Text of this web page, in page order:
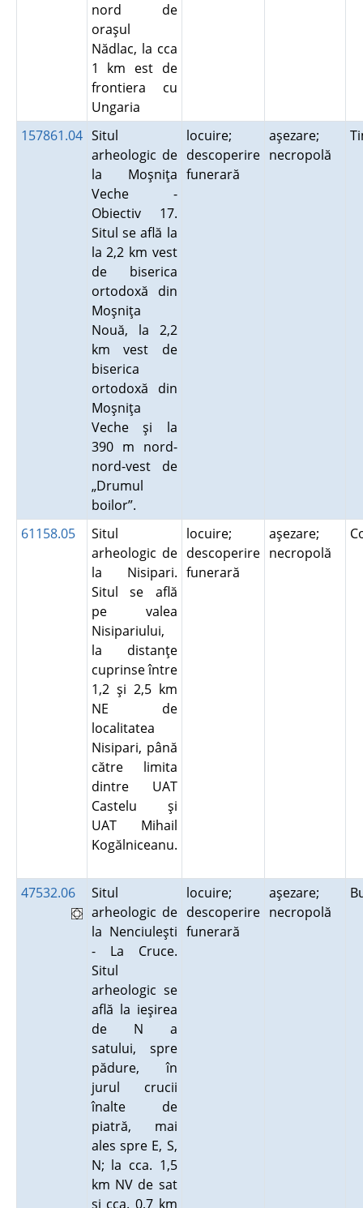
nord de
oraşul
Nădlac, la cca
1 km est de
frontiera cu
Ungaria
157861.04 Situl
arheologic de
la Moşniţa
Veche -
Obiectiv 17.
Situl se află la
la 2,2 km vest
de biserica
ortodoxă din
Moşniţa
Nouă, la 2,2
km vest de
biserica
ortodoxă din
Moşniţa
Veche şi la
390 m nord-
nord-vest de
„Drumul
boilor”.
locuire;
descoperire
funerară
aşezare;
necropolă
61158.05
Situl
arheologic de
la Nisipari.
Situl se află
pe valea
Nisipariului,
la distanţe
cuprinse între
1,2 şi 2,5 km
NE de
localitatea
Nisipari, până
către limita
dintre UAT
Castelu şi
UAT Mihail
Kogălniceanu.
locuire;
descoperire
funerară
aşezare;
necropolă
47532.06
Situl
arheologic de
la Nenciuleşti
- La Cruce.
Situl
arheologic se
află la ieşirea
de N a
satului, spre
pădure, în
jurul crucii
înalte de
piatră, mai
ales spre E, S,
N; la cca. 1,5
km NV de sat
şi cca. 0,7 km
locuire;
descoperire
funerară
aşezare;
necropolă